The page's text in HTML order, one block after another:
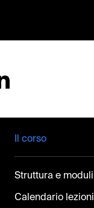
Il corso
Struttura e moduli
Calendario lezioni